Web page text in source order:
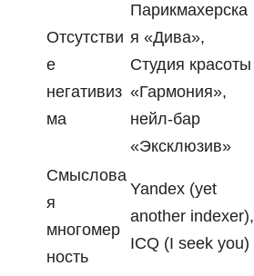
Отсутстви
е
негативиз
ма
Парикмахерска
я «Дива»,
Студия красоты
«Гармония»,
нейл-бар
«Эксклюзив»
Смыслова
я
многомер
ность
Yandex (yet
another indexer),
ICQ (I seek you)